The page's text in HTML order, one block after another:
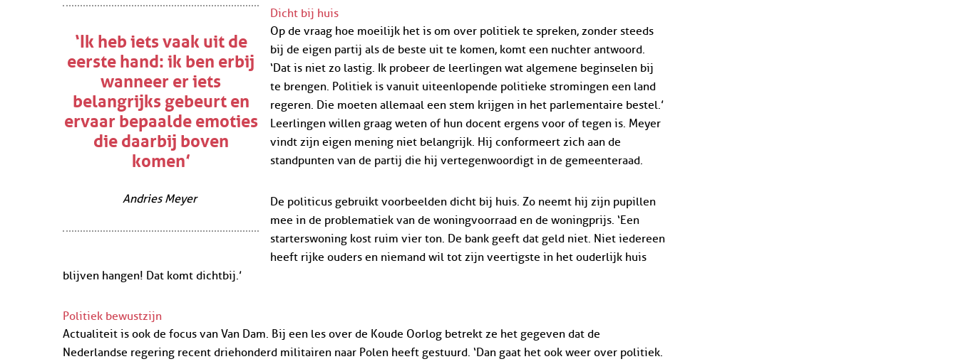
‘Ik heb iets vaak uit de
eerste hand: ik ben erbij
wanneer er iets
belangrijks gebeurt en
ervaar bepaalde emoties
die daarbij boven
komen’
Andries Meyer
Dicht bij huis
Op de vraag hoe moeilijk het is om over politiek te spreken, zonder steeds
bij de eigen partij als de beste uit te komen, komt een nuchter antwoord.
‘Dat is niet zo lastig. Ik probeer de leerlingen wat algemene beginselen bij
te brengen. Politiek is vanuit uiteenlopende politieke stromingen een land
regeren. Die moeten allemaal een stem krijgen in het parlementaire bestel.’
Leerlingen willen graag weten of hun docent ergens voor of tegen is. Meyer
vindt zijn eigen mening niet belangrijk. Hij conformeert zich aan de
standpunten van de partij die hij vertegenwoordigt in de gemeenteraad.
De politicus gebruikt voorbeelden dicht bij huis. Zo neemt hij zijn pupillen
mee in de problematiek van de woningvoorraad en de woningprijs. ‘Een
starterswoning kost ruim vier ton. De bank geeft dat geld niet. Niet iedereen
heeft rijke ouders en niemand wil tot zijn veertigste in het ouderlijk huis
blijven hangen! Dat komt dichtbij.’
Politiek bewustzijn
Actualiteit is ook de focus van Van Dam. Bij een les over de Koude Oorlog betrekt ze het gegeven dat de
Nederlandse regering recent driehonderd militairen naar Polen heeft gestuurd. ‘Dan gaat het ook weer over politiek.